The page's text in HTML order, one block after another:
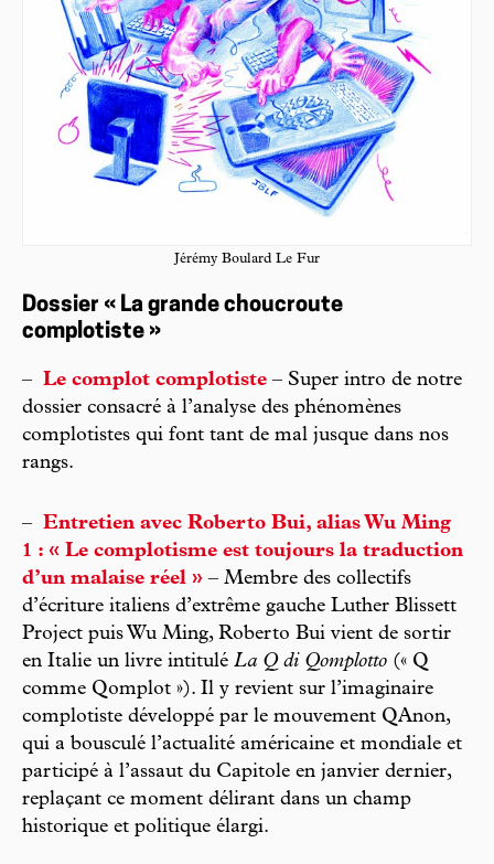
Jérémy Boulard Le Fur
Dossier « La grande choucroute
complotiste »
– Le complot complotiste – Super intro de notre
dossier consacré à l’analyse des phénomènes
complotistes qui font tant de mal jusque dans nos
rangs.
– Entretien avec Roberto Bui, alias Wu Ming
1 : « Le complotisme est toujours la traduction
d’un malaise réel » – Membre des collectifs
d’écriture italiens d’extrême gauche Luther Blissett
Project puis Wu Ming, Roberto Bui vient de sortir
en Italie un livre intitulé La Q di Qomplotto (« Q
comme Qomplot »). Il y revient sur l’imaginaire
complotiste développé par le mouvement QAnon,
qui a bousculé l’actualité américaine et mondiale et
participé à l’assaut du Capitole en janvier dernier,
replaçant ce moment délirant dans un champ
historique et politique élargi.